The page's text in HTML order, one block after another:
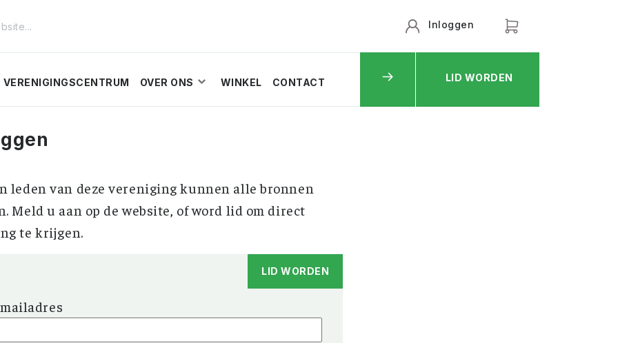
VERENIGINGSCENTRUM OVER ONS WINKEL CONTACT
Inloggen
LID WORDEN
leden van deze vereniging kunnen alle bronnen
Meld u aan op de website, of word lid om direct
te krijgen.
LID WORDEN